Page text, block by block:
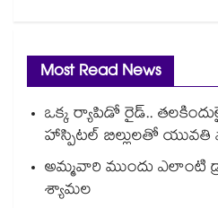
Most Read News
ఒక్క ర్యాపిడో రైడ్..
హాస్పిటల్ బిల్లులతో
అమ్మవారి ముందు ఎలాంటి
శ్యామల